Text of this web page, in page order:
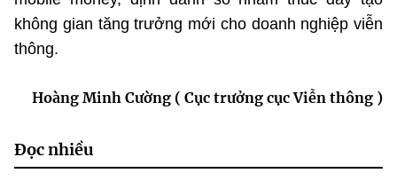
không gian tăng trưởng mới cho doanh nghiệp viễn
thông.
Hoàng Minh Cường ( Cục trưởng cục Viễn thông )
Đọc nhiều